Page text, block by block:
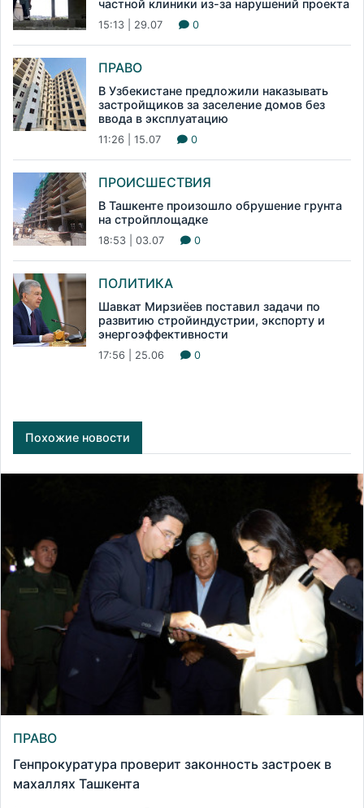
частной клиники из-за нарушений проекта
15:13 | 29.07 0
ПРАВО
В Узбекистане предложили наказывать
застройщиков за заселение домов без
ввода в эксплуатацию
11:26 | 15.07 0
ПРОИСШЕСТВИЯ
В Ташкенте произошло обрушение грунта
на стройплощадке
18:53 | 03.07 0
ПОЛИТИКА
Шавкат Мирзиёев поставил задачи по
развитию стройиндустрии, экспорту и
энергоэффективности
17:56 | 25.06 0
Похожие новости
ПРАВО
Генпрокуратура проверит законность застроек в
махаллях Ташкента